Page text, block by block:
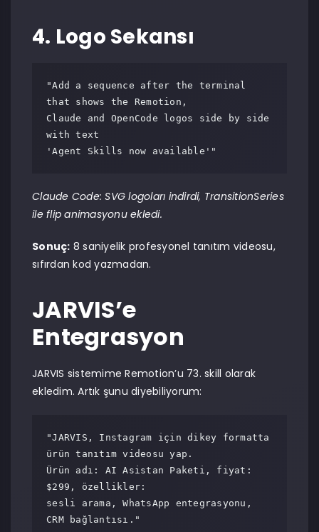
4. Logo Sekansı
"Add a sequence after the terminal
that shows the Remotion,
Claude and OpenCode logos side by side
with text
'Agent Skills now available'"
Claude Code: SVG logoları indirdi, TransitionSeries
ile flip animasyonu ekledi.
Sonuç: 8 saniyelik profesyonel tanıtım videosu,
sıfırdan kod yazmadan.
JARVIS’e
Entegrasyon
JARVIS sistemime Remotion’u 73. skill olarak
ekledim. Artık şunu diyebiliyorum:
"JARVIS, Instagram için dikey formatta
ürün tanıtım videosu yap.
Ürün adı: AI Asistan Paketi, fiyat:
$299, özellikler:
sesli arama, WhatsApp entegrasyonu,
CRM bağlantısı."